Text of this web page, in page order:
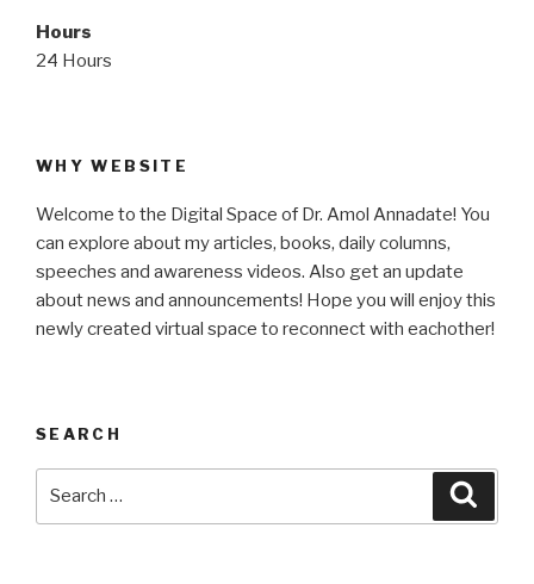
Hours
24 Hours
WHY WEBSITE
Welcome to the Digital Space of Dr. Amol Annadate! You
can explore about my articles, books, daily columns,
speeches and awareness videos. Also get an update
about news and announcements! Hope you will enjoy this
newly created virtual space to reconnect with eachother!
SEARCH